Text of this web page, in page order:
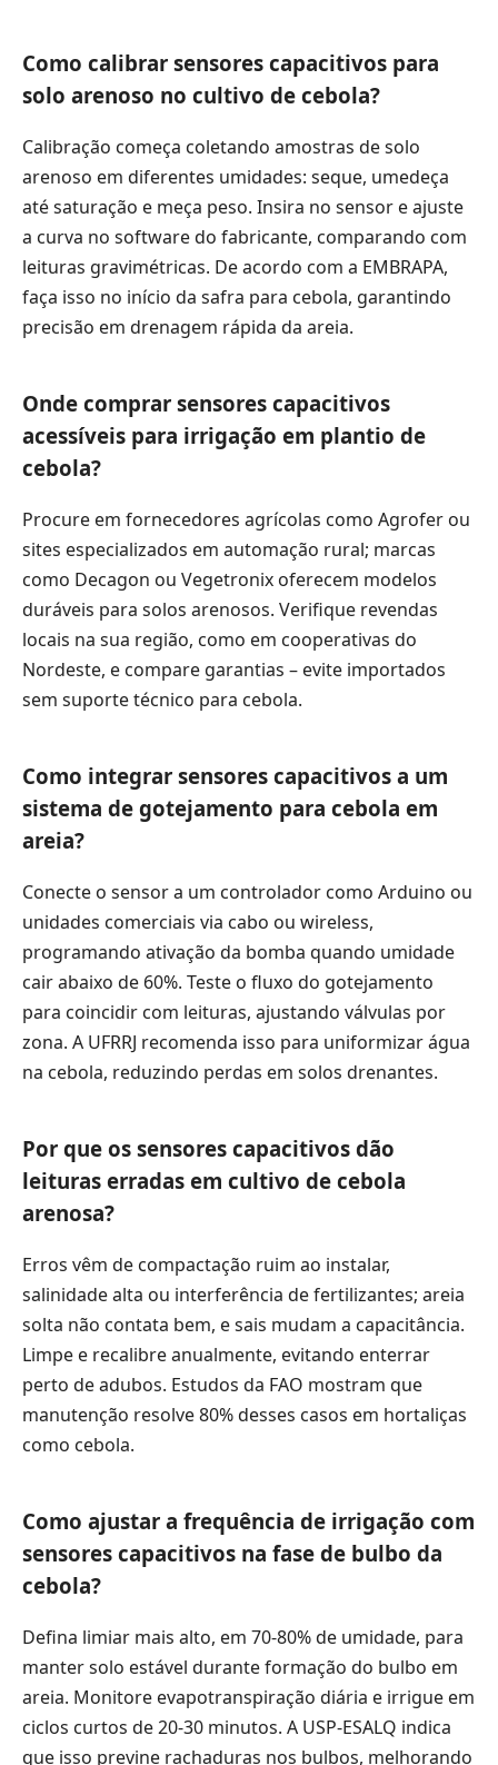
Como calibrar sensores capacitivos para
solo arenoso no cultivo de cebola?
Calibração começa coletando amostras de solo
arenoso em diferentes umidades: seque, umedeça
até saturação e meça peso. Insira no sensor e ajuste
a curva no software do fabricante, comparando com
leituras gravimétricas. De acordo com a EMBRAPA,
faça isso no início da safra para cebola, garantindo
precisão em drenagem rápida da areia.
Onde comprar sensores capacitivos
acessíveis para irrigação em plantio de
cebola?
Procure em fornecedores agrícolas como Agrofer ou
sites especializados em automação rural; marcas
como Decagon ou Vegetronix oferecem modelos
duráveis para solos arenosos. Verifique revendas
locais na sua região, como em cooperativas do
Nordeste, e compare garantias – evite importados
sem suporte técnico para cebola.
Como integrar sensores capacitivos a um
sistema de gotejamento para cebola em
areia?
Conecte o sensor a um controlador como Arduino ou
unidades comerciais via cabo ou wireless,
programando ativação da bomba quando umidade
cair abaixo de 60%. Teste o fluxo do gotejamento
para coincidir com leituras, ajustando válvulas por
zona. A UFRRJ recomenda isso para uniformizar água
na cebola, reduzindo perdas em solos drenantes.
Por que os sensores capacitivos dão
leituras erradas em cultivo de cebola
arenosa?
Erros vêm de compactação ruim ao instalar,
salinidade alta ou interferência de fertilizantes; areia
solta não contata bem, e sais mudam a capacitância.
Limpe e recalibre anualmente, evitando enterrar
perto de adubos. Estudos da FAO mostram que
manutenção resolve 80% desses casos em hortaliças
como cebola.
Como ajustar a frequência de irrigação com
sensores capacitivos na fase de bulbo da
cebola?
Defina limiar mais alto, em 70-80% de umidade, para
manter solo estável durante formação do bulbo em
areia. Monitore evapotranspiração diária e irrigue em
ciclos curtos de 20-30 minutos. A USP-ESALQ indica
que isso previne rachaduras nos bulbos, melhorando